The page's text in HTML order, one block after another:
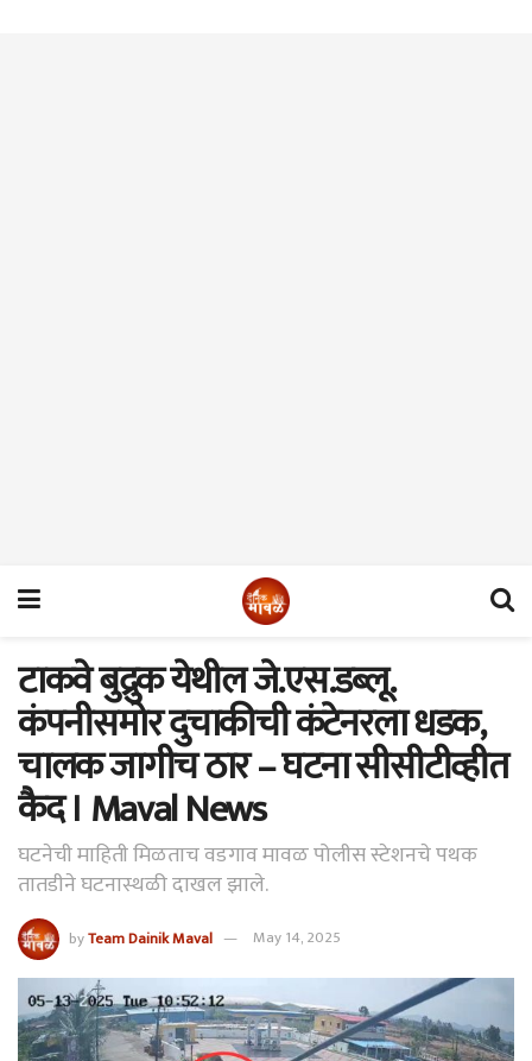
टाकवे बुद्रुक येथील जे.एस.डब्लू.
कंपनीसमोर दुचाकीची कंटेनरला धडक,
चालक जागीच ठार – घटना सीसीटीव्हीत
कैद । Maval News
घटनेची माहिती मिळताच वडगाव मावळ पोलीस स्टेशनचे पथक
तातडीने घटनास्थळी दाखल झाले.
byTeam Dainik Maval May 14, 2025